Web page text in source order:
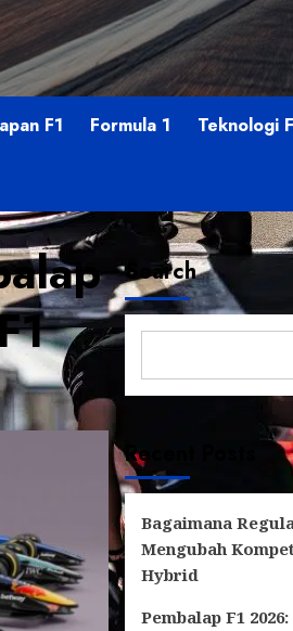
F1 Formula 1 Teknologi
Search
Recent Posts
Bagaimana
Mengubah
Hybrid
Pembalap F1